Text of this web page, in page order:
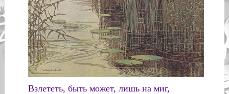
Взлететь, быть может, лишь на миг,